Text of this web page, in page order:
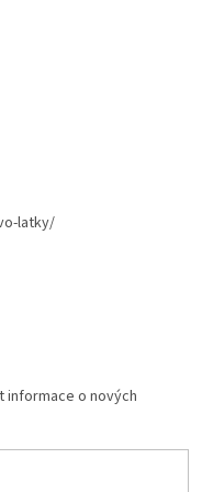
latky/
informace o nových